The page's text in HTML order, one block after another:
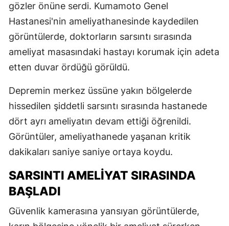
gözler önüne serdi. Kumamoto Genel
Hastanesi'nin ameliyathanesinde kaydedilen
görüntülerde, doktorların sarsıntı sırasında
ameliyat masasındaki hastayı korumak için adeta
etten duvar ördüğü görüldü.
Depremin merkez üssüne yakın bölgelerde
hissedilen şiddetli sarsıntı sırasında hastanede
dört ayrı ameliyatın devam ettiği öğrenildi.
Görüntüler, ameliyathanede yaşanan kritik
dakikaları saniye saniye ortaya koydu.
SARSINTI AMELİYAT SIRASINDA
BAŞLADI
Güvenlik kamerasına yansıyan görüntülerde,